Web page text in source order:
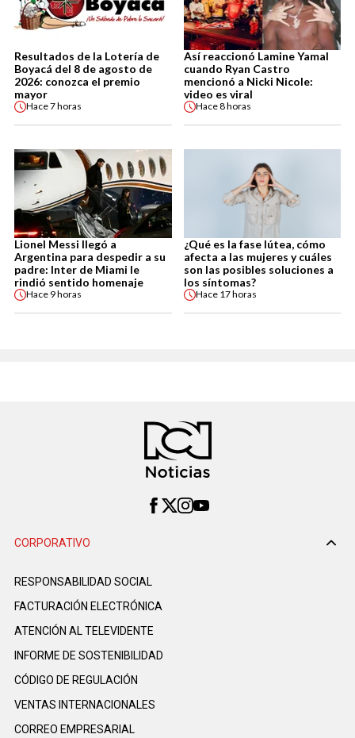
Resultados de la Lotería de
Boyacá del 8 de agosto de
2026: conozca el premio
mayor
Hace7 horas
Así reaccionó Lamine Yamal
cuando Ryan Castro
mencionó a Nicki Nicole:
video es viral
Hace8 horas
Lionel Messi llegó a
Argentina para despedir a su
padre: Inter de Miami le
rindió sentido homenaje
Hace 9 horas
¿Qué es la fase lútea, cómo
afecta a las mujeres y cuáles
son las posibles soluciones a
los síntomas?
Hace 17 horas
CORPORATIVO
RESPONSABILIDAD SOCIAL
FACTURACIÓN ELECTRÓNICA
ATENCIÓN AL TELEVIDENTE
INFORME DE SOSTENIBILIDAD
CÓDIGO DE REGULACIÓN
VENTAS INTERNACIONALES
CORREO EMPRESARIAL